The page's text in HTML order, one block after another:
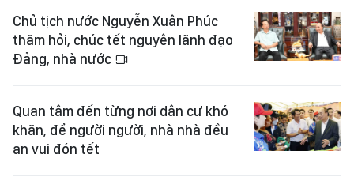
Chủ tịch nước Nguyễn Xuân Phúc
thăm hỏi, chúc tết nguyên lãnh đạo
Đảng, nhà nước
Quan tâm đến từng nơi dân cư khó
khăn, để người người, nhà nhà đều
an vui đón tết